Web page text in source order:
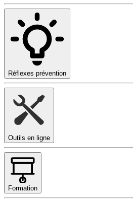
Réflexes prévention
Outils en ligne
Formation